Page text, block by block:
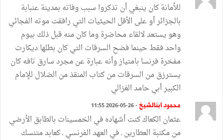
للأمانة كان ينبغي أن تذكروا سبب وفاته بمدينة عنبابة
بالجزائر أو على الأقل الحيثيات التي رافقت موته الفجائي
وهو يستعد لالقاء محاضرة وما كان منه قبل ذلك بيوم
واحد فقط حينما فضح السرقات التي كان بطلها ديكارت
مفخرة فرنسا بامتياز وأنه عبارة عن مجرد سارق تافه كان
يسترزق من السرقات من كتاب المنقذ من الضلال للإمام
الكبير أبي حامد الغزالي
محمود ابنالشيخ - 26-05-2026 11:55
عثمان الكعاك كنت أشهاده في الخمسينات بالطابق الأرضي
من مكتبة العطارين ـ في العهد الفرنسي ـ كعابد متنسك